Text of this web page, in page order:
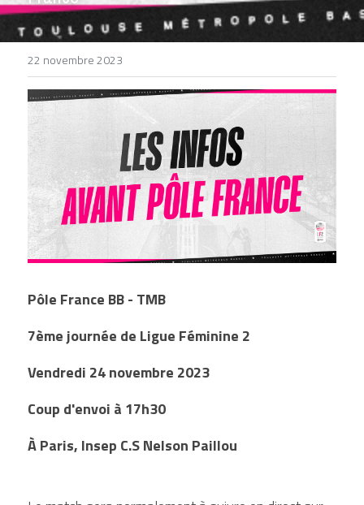
DEVENIR BÉNÉVOLE
22 novembre 2023
Pôle France BB - TMB
7ème journée de Ligue Féminine 2
Vendredi 24 novembre 2023
Coup d'envoi à 17h30
À Paris, Insep C.S Nelson Paillou